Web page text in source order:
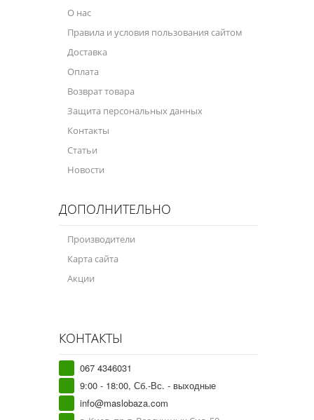
О нас
Правила и условия пользования сайтом
Доставка
Оплата
Возврат товара
Защита персональных данных
Контакты
Статьи
Новости
ДОПОЛНИТЕЛЬНО
Производители
Карта сайта
Акции
КОНТАКТЫ
067 4346031
9:00 - 18:00, Сб.-Вс. - выходные
info@maslobaza.com